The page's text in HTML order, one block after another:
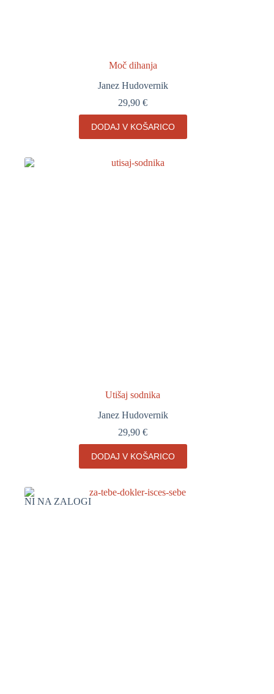
Moč dihanja
Janez Hudovernik
29,90€
DODAJ V KOŠARICO
Utišaj sodnika
Janez Hudovernik
29,90€
DODAJ V KOŠARICO
NI NA ZALOGI